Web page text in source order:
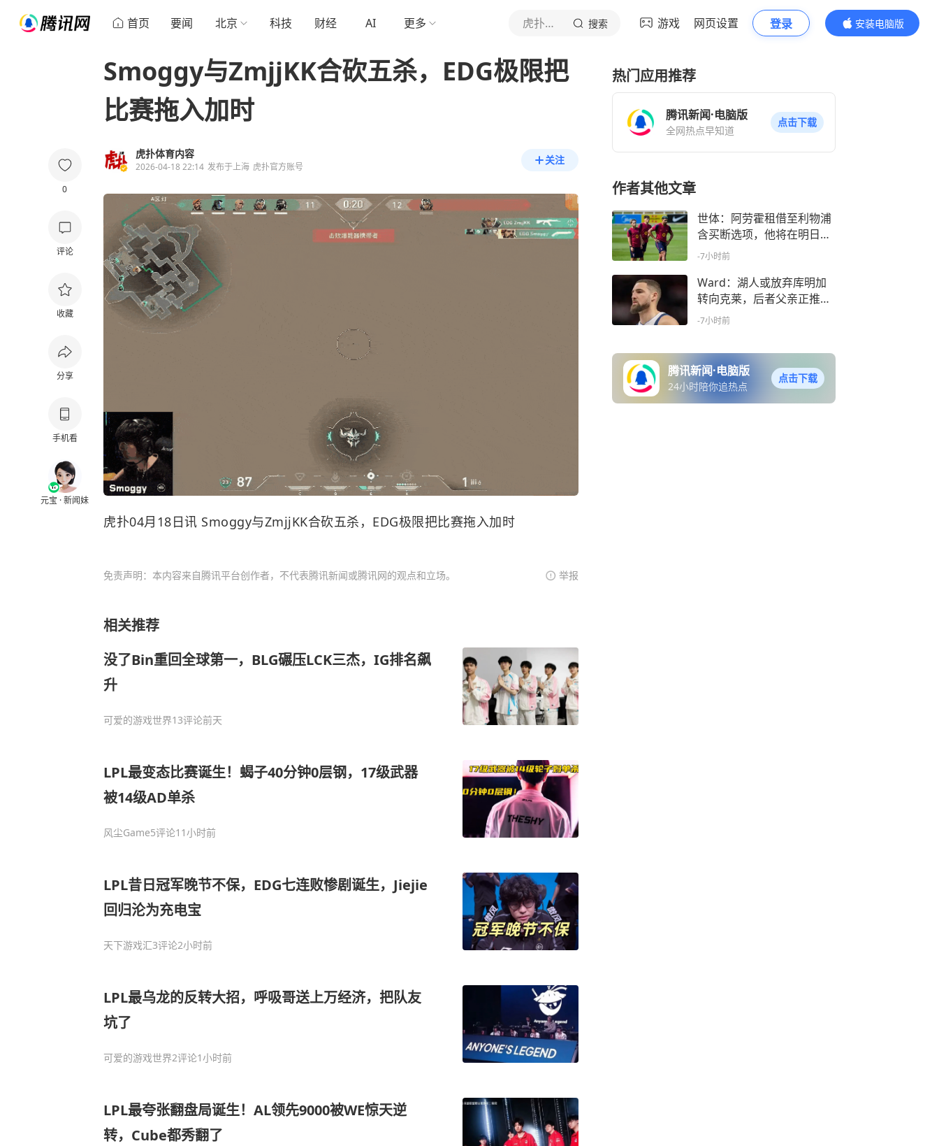
首页 要闻 北京 科技 财经 AI 更多 虎扑体育内容 搜索 游戏 网页设置 登录
安装电脑版
内容更精彩
0
评论
收藏
分享
手机看
元宝 · 新闻妹
Smoggy与ZmjjKK合砍五杀，EDG极限把
比赛拖入加时
虎扑体育内容
2026-04-18 22:14 发布于上海 虎扑官方账号
关注
虎扑04月18日讯 Smoggy与ZmjjKK合砍五杀，EDG极限把比赛拖入加时
免责声明：本内容来自腾讯平台创作者，不代表腾讯新闻或腾讯网的观点和立场。 举报
相关推荐
没了Bin重回全球第一，BLG碾压LCK三杰，IG排名飙
升
可爱的游戏世界13评论前天
LPL最变态比赛诞生！蝎子40分钟0层钢，17级武器
被14级AD单杀
风尘Game5评论11小时前
LPL昔日冠军晚节不保，EDG七连败惨剧诞生，Jiejie
回归沦为充电宝
天下游戏汇3评论2小时前
LPL最乌龙的反转大招，呼吸哥送上万经济，把队友
坑了
可爱的游戏世界2评论1小时前
LPL最夸张翻盘局诞生！AL领先9000被WE惊天逆
转，Cube都秀翻了
热门应用推荐
腾讯新闻·电脑版
全网热点早知道
点击下载
作者其他文章
世体：阿劳霍租借至利物浦
含买断选项，他将在明日告
别队友
-7小时前
Ward：湖人或放弃库明加
转向克莱，后者父亲正推动
加盟湖人
-7小时前
腾讯新闻·电脑版
24小时陪你追热点
点击下载